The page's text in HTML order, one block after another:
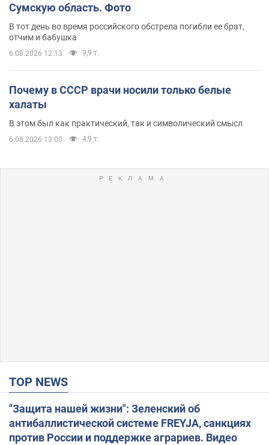
Сумскую область. Фото
В тот день во время российского обстрела погибли ее брат,
отчим и бабушка
6.08.2026 12:13 9,9 т.
Почему в СССР врачи носили только белые
халаты
В этом был как практический, так и символический смысл
6.08.2026 13:00 4,9 т.
TOP NEWS
"Защита нашей жизни": Зеленский об
антибаллистической системе FREYJA, санкциях
против России и поддержке аграриев. Видео